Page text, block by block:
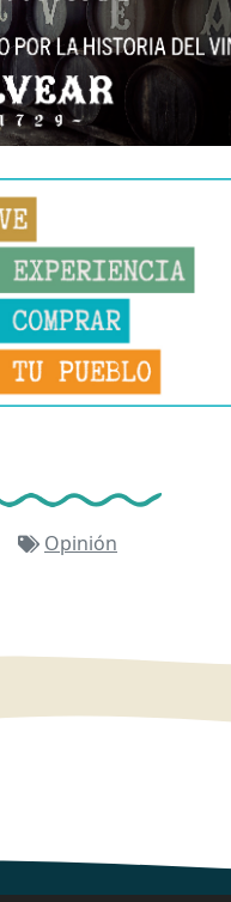
Opinión